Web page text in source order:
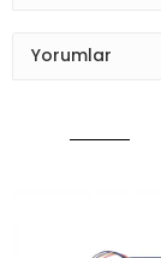
Yorumlar